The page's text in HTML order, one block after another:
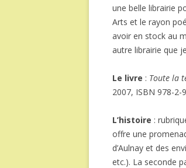
une belle librairie
Arts et le rayon
avoir en stock au
autre librairie que
Le livre : Toute la
2007, ISBN 978-2-
L’histoire :
offre une
d’Aulnay et des
etc.). La seconde